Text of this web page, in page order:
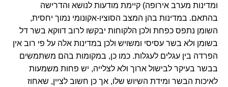
ומדינות מערב אירופה) קיימת מודעות לנושא והדרישה
בהתאם. במדינות בהן המצב הסוציו-אקונומי נמוך יחסית,
השומן נתפס כפחת ולכן הלקוחות יבקשו לרוב דווקא בשר דל
בשומן ולא בשר עסיסי ומשויש ולכן במדינות אלה על פי רוב אין
הפרדה בין עגלים לעגלות. כמו כן, במקומות בהם משתמשים
בבשר בעיקר לבישול ארוך ולא לצלייה, יש פחות משמעות
לאיכות הבשר ומידת השיוש שלו, אך כן חשוב לציין, שאחוז